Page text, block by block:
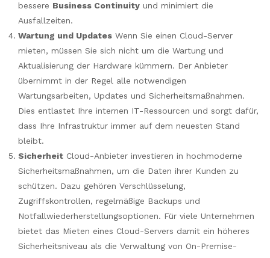
bessere Business Continuity und minimiert die
Ausfallzeiten.
Wartung und Updates Wenn Sie einen Cloud-Server
mieten, müssen Sie sich nicht um die Wartung und
Aktualisierung der Hardware kümmern. Der Anbieter
übernimmt in der Regel alle notwendigen
Wartungsarbeiten, Updates und Sicherheitsmaßnahmen.
Dies entlastet Ihre internen IT-Ressourcen und sorgt dafür,
dass Ihre Infrastruktur immer auf dem neuesten Stand
bleibt.
Sicherheit Cloud-Anbieter investieren in hochmoderne
Sicherheitsmaßnahmen, um die Daten ihrer Kunden zu
schützen. Dazu gehören Verschlüsselung,
Zugriffskontrollen, regelmäßige Backups und
Notfallwiederherstellungsoptionen. Für viele Unternehmen
bietet das Mieten eines Cloud-Servers damit ein höheres
Sicherheitsniveau als die Verwaltung von On-Premise-